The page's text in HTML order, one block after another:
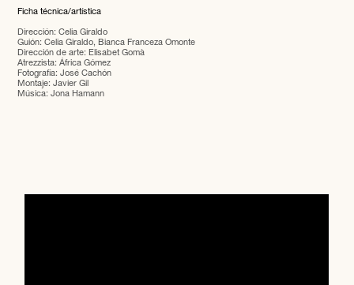
Ficha técnica/artística
Dirección: Celia Giraldo
Guión: Celia Giraldo, Bianca Franceza Omonte
Dirección de arte: Elisabet Gomà
Atrezzista: África Gómez
Fotografía: José Cachón
Montaje: Javier Gil
Música: Jona Hamann